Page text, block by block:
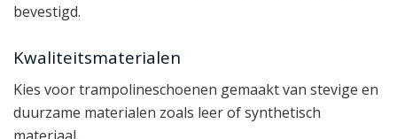
bevestigd.
Kwaliteitsmaterialen
Kies voor trampolineschoenen gemaakt van stevige en
duurzame materialen zoals leer of synthetisch